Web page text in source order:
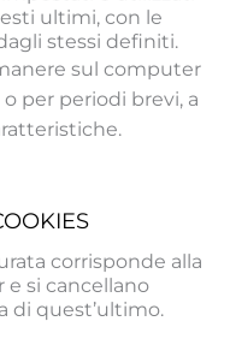
ultimi, con le
stessi definiti.
sul computer
per periodi brevi, a
corrisponde alla
e si cancellano
di quest’ultimo.